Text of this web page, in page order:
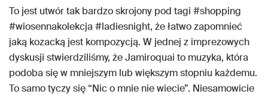
To jest utwór tak bardzo skrojony pod tagi #shopping
#wiosennakolekcja #ladiesnight, że łatwo zapomnieć
jaką kozacką jest kompozycją. W jednej z imprezowych
dyskusji stwierdziliśmy, że Jamiroquai to muzyka, która
podoba się w mniejszym lub większym stopniu każdemu.
To samo tyczy się “Nic o mnie nie wiecie”. Niesamowicie